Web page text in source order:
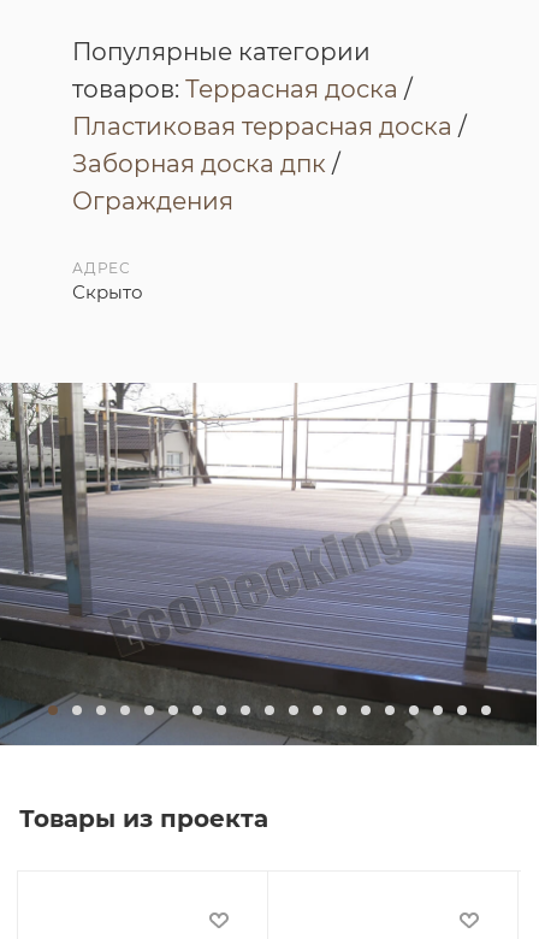
Популярные категории
товаров: Террасная доска /
Пластиковая террасная доска /
Заборная доска дпк /
Ограждения
АДРЕС
Скрыто
Товары из проекта